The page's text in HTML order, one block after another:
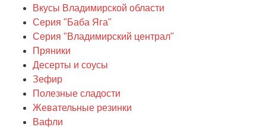
Вкусы Владимирской области
Серия "Баба Яга"
Серия "Владимирский централ"
Пряники
Десерты и соусы
Зефир
Полезные сладости
Жевательные резинки
Вафли